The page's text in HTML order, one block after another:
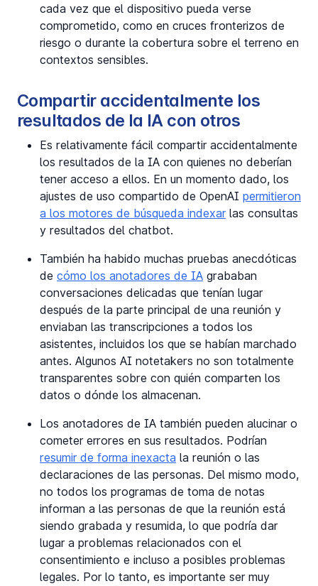
cada vez que el dispositivo pueda verse
comprometido, como en cruces fronterizos de
riesgo o durante la cobertura sobre el terreno en
contextos sensibles.
Compartir accidentalmente los
resultados de la IA con otros
Es relativamente fácil compartir accidentalmente
los resultados de la IA con quienes no deberían
tener acceso a ellos. En un momento dado, los
ajustes de uso compartido de OpenAI permitieron
a los motores de búsqueda indexar las consultas
y resultados del chatbot.
También ha habido muchas pruebas anecdóticas
de cómo los anotadores de IA grababan
conversaciones delicadas que tenían lugar
después de la parte principal de una reunión y
enviaban las transcripciones a todos los
asistentes, incluidos los que se habían marchado
antes. Algunos AI notetakers no son totalmente
transparentes sobre con quién comparten los
datos o dónde los almacenan.
Los anotadores de IA también pueden alucinar o
cometer errores en sus resultados. Podrían
resumir de forma inexacta la reunión o las
declaraciones de las personas. Del mismo modo,
no todos los programas de toma de notas
informan a las personas de que la reunión está
siendo grabada y resumida, lo que podría dar
lugar a problemas relacionados con el
consentimiento e incluso a posibles problemas
legales. Por lo tanto, es importante ser muy